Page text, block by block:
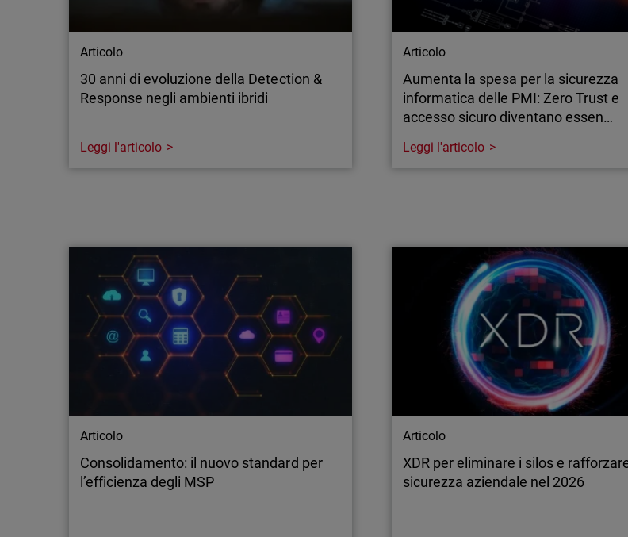
l'accesso alle funzionalità avanzate offerte
sia da OpenAI…
Articolo
30 anni di evoluzione della Detection &
Response negli ambienti ibridi
Scopri come la sicurezza di rete si è evoluta in
30 anni per proteggere ambienti ibridi e utenti
mobili.
Leggi l'articolo
Articolo
Aumenta la spesa per la sicurezza
informatica delle PMI: Zero Trust e
accesso sicuro diventano essen…
accesso sicuro diventano essen…
Le PMI stanno incrementando la spesa
sicurezza informatica, considerandola un
investimento strategico. L'approccio zero
e l'accesso sicuro sono fondamentali per
proteggere le attività operative e la
Leggi l'articolo
Articolo
Consolidamento: il nuovo standard per
l’efficienza degli MSP
Articolo
XDR per eliminare i silos e
sicurezza aziendale nel 2026